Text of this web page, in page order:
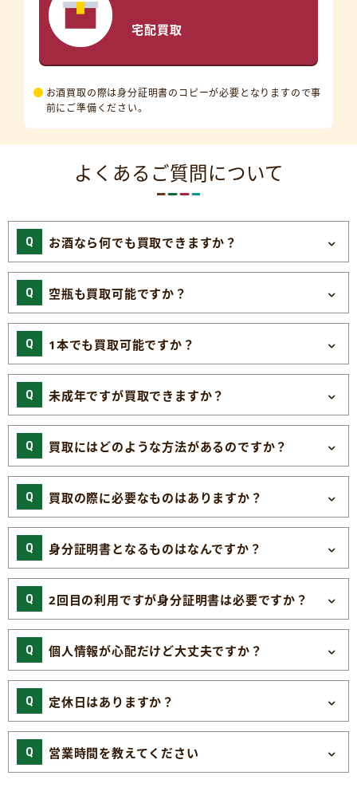
宅配買取
お酒買取の際は身分証明書のコピーが必要となりますので事
前にご準備ください。
よくあるご質問について
お酒なら何でも買取できますか？
空瓶も買取可能ですか？
1本でも買取可能ですか？
未成年ですが買取できますか？
買取にはどのような方法があるのですか？
買取の際に必要なものはありますか？
身分証明書となるものはなんですか？
2回目の利用ですが身分証明書は必要ですか？
個人情報が心配だけど大丈夫ですか？
定休日はありますか？
営業時間を教えてください